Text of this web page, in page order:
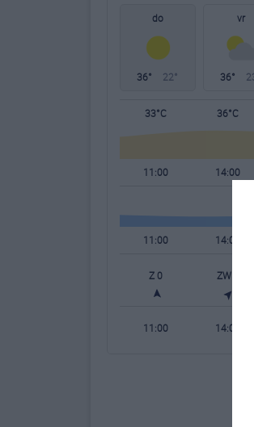
do
36° 22°
vr
36°
33°C 36°C
11:00 14:00
11:00 14:00
Z 0 ZW 3
11:00 14:00